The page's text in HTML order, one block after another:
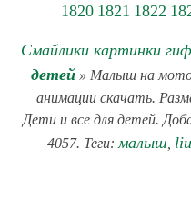
1820 1821 1822
Смайлики картинки
детей» Малыш на
анимации скачать.
Дети и все для детей.
4057. Теги: малыш